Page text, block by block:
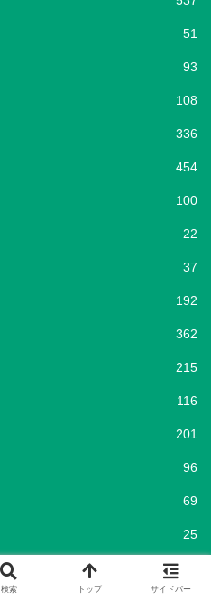
51
93
108
336
454
100
22
37
192
362
215
116
201
96
69
25
786
検索 トップ サイドバー